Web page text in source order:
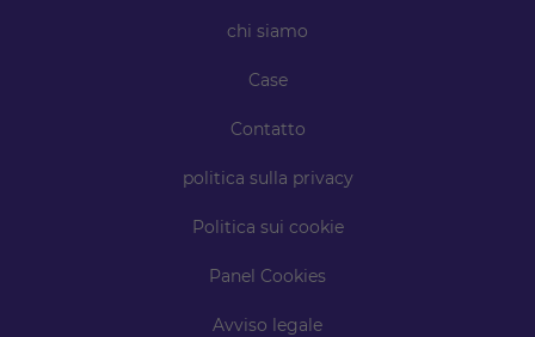
chi siamo
Case
Contatto
politica sulla privacy
Politica sui cookie
Panel Cookies
Avviso legale